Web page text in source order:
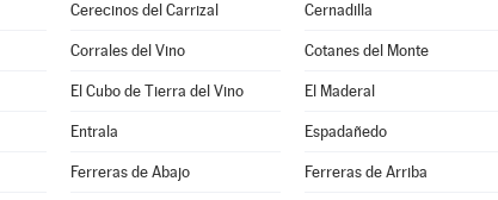
Cerecinos del Carrizal Cernadilla
Corrales del Vino Cotanes del Monte
El Cubo de Tierra del Vino El Maderal
Entrala Espadañedo
Ferreras de Abajo Ferreras de Arriba